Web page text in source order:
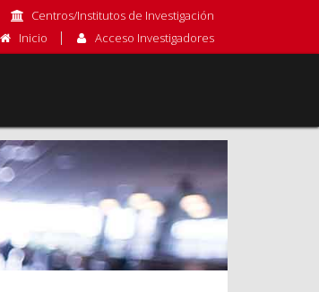
Centros/Institutos de Investigación
Inicio
Acceso Investigadores